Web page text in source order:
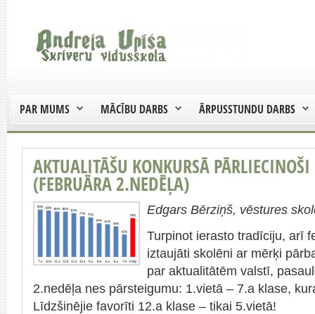
PAR MUMS MĀCĪBU DARBS ĀRPUSSTUNDU DARBS
AKTUALITĀŠU KONKURSĀ
(FEBRUĀRA 2.NEDĒĻA)
Edgars Bērziņš, vēstures
Turpinot ierasto tradīciju, arī
iztaujāti skolēni ar mērķi
par aktualitātēm valstī,
2.nedēļa nes pārsteigumu: 1.vietā – 7.a klase,
Līdzšinējie favorīti 12.a klase – tikai 5.vietā!